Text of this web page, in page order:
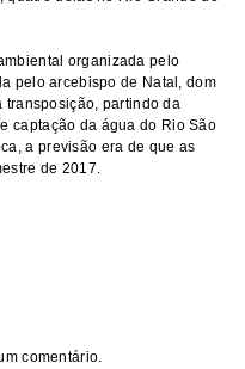
organizada pelo
pelo arcebispo de Natal, dom
transposição, partindo da
captação da água do Rio São
a previsão era de que as
de 2017.
comentário.